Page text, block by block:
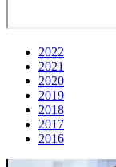
2022
2021
2020
2019
2018
2017
2016